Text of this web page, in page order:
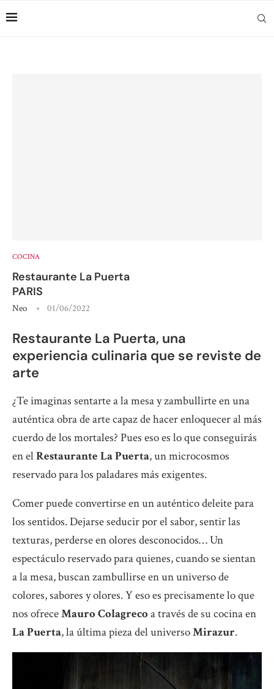
COCINA
Restaurante La Puerta
PARIS
Neo 01/06/2022
Restaurante La Puerta, una
experiencia culinaria que se reviste de
arte
¿Te imaginas sentarte a la mesa y zambullirte en una
auténtica obra de arte capaz de hacer enloquecer al más
cuerdo de los mortales? Pues eso es lo que conseguirás
en elRestaurante La Puerta, un microcosmos
reservado para los paladares más exigentes.
Comer puede convertirse en un auténtico deleite para
los sentidos. Dejarse seducir por el sabor, sentir las
texturas, perderse en olores desconocidos… Un
espectáculo reservado para quienes, cuando se sientan
a la mesa, buscan zambullirse en un universo de
colores, sabores y olores. Y eso es precisamente lo que
nos ofreceMauro Colagrecoa través de su cocina en
La Puerta, la última pieza del universoMirazur.